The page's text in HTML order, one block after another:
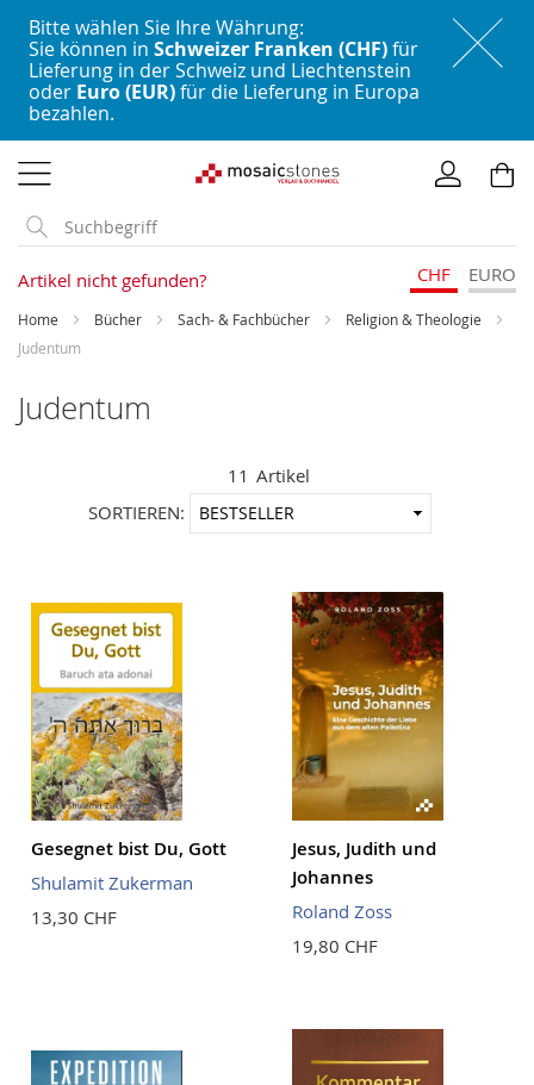
Bitte wählen Sie Ihre Währung:
Sie können in Schweizer Franken (CHF)für
Lieferung in der Schweiz und Liechtenstein
oder Euro (EUR)für die Lieferung in Europa
bezahlen.
zum
Inhalt
Artikel nicht gefunden? CHF EURO
Home Bücher Sach- & Fachbücher
Religion & Theologie
Judentum
Judentum
11 Artikel
SORTIEREN:
Gesegnet bist Du, Gott
Shulamit Zukerman
13,30 CHF
Jesus, Judith und
Johannes
Roland Zoss
19,80 CHF